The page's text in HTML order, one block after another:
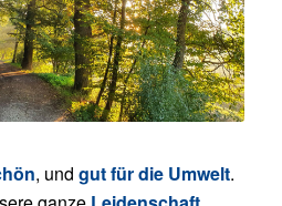
, und gut für die Umwelt.